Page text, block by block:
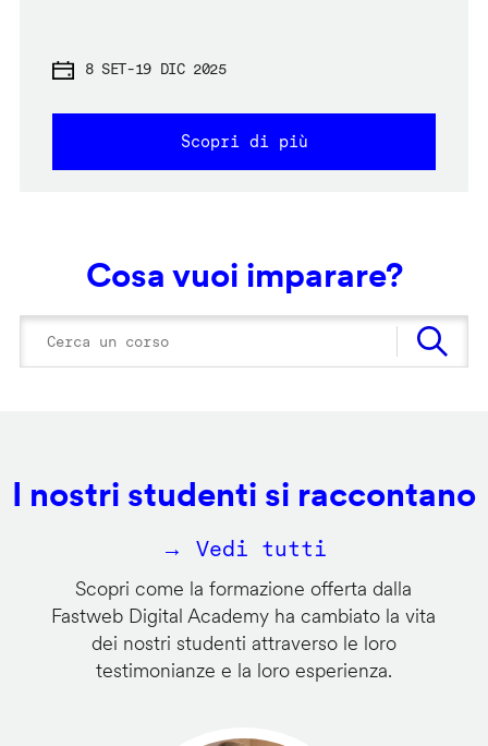
8 SET-19 DIC 2025
Scopri di più
Cosa vuoi imparare?
I nostri studenti si raccontano
→ Vedi tutti
Scopri come la formazione offerta dalla
Fastweb Digital Academy ha cambiato la vita
dei nostri studenti attraverso le loro
testimonianze e la loro esperienza.